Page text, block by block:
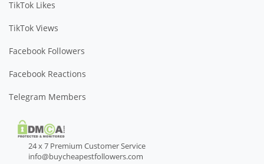
TikTok Likes
TikTok Views
Facebook Followers
Facebook Reactions
Telegram Members
24 x 7 Premium Customer Service
info@buycheapestfollowers.com